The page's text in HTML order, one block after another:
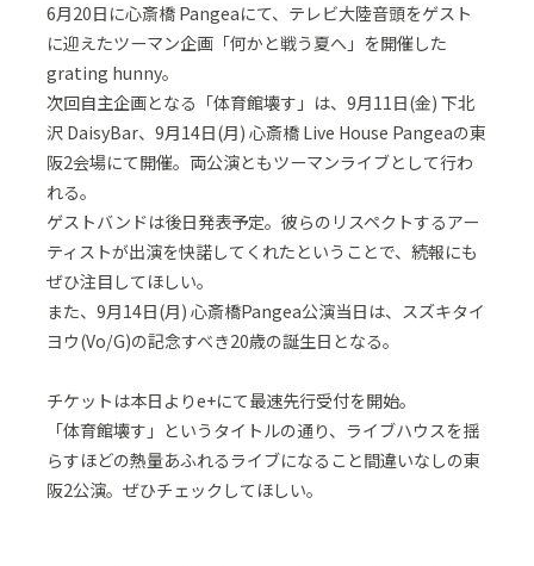
6月20日に心斎橋 Pangeaにて、テレビ大陸音頭をゲスト
に迎えたツーマン企画「何かと戦う夏へ」を開催した
grating hunny。
次回自主企画となる「体育館壊す」は、9月11日(金) 下北
沢 DaisyBar、9月14日(月) 心斎橋 Live House Pangeaの東
阪2会場にて開催。両公演ともツーマンライブとして行わ
れる。
ゲストバンドは後日発表予定。彼らのリスペクトするアー
ティストが出演を快諾してくれたということで、続報にも
ぜひ注目してほしい。
また、9月14日(月) 心斎橋Pangea公演当日は、スズキタイ
ヨウ(Vo/G)の記念すべき20歳の誕生日となる。
チケットは本日よりe+にて最速先行受付を開始。
「体育館壊す」というタイトルの通り、ライブハウスを揺
らすほどの熱量あふれるライブになること間違いなしの東
阪2公演。ぜひチェックしてほしい。